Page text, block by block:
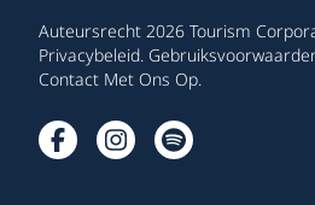
Auteursrecht 2026 Tourism
Privacybeleid.
Contact Met Ons Op.